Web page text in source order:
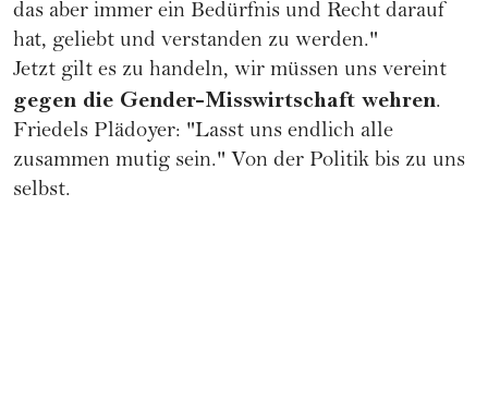
das aber immer ein Bedürfnis und Recht darauf
hat, geliebt und verstanden zu werden."
Jetzt gilt es zu handeln, wir müssen uns vereint
gegen die Gender-Misswirtschaft wehren.
Friedels Plädoyer: "Lasst uns endlich alle
zusammen mutig sein." Von der Politik bis zu uns
selbst.